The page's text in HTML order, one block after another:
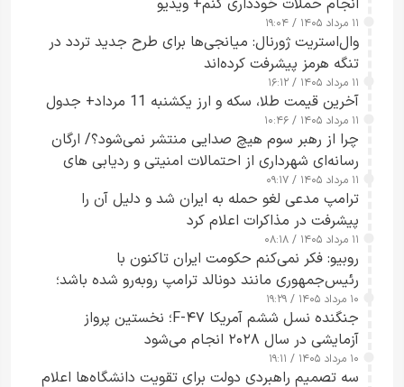
انجام حملات خودداری کنم+ ویدیو
۱۱ مرداد ۱۴۰۵ / ۱۹:۰۴
وال‌استریت ژورنال: میانجی‌ها برای طرح جدید تردد در
تنگه هرمز پیشرفت کرده‌اند
۱۱ مرداد ۱۴۰۵ / ۱۶:۱۲
آخرین قیمت طلا، سکه و ارز یکشنبه 11 مرداد+ جدول
۱۱ مرداد ۱۴۰۵ / ۱۰:۴۶
چرا از رهبر سوم هیچ صدایی منتشر نمی‌شود؟/ ارگان
رسانه‌ای شهرداری از احتمالات امنیتی و ردیابی های
جاسوسی گفت
۱۱ مرداد ۱۴۰۵ / ۰۹:۱۷
ترامپ مدعی لغو حمله به ایران شد و دلیل آن را
پیشرفت در مذاکرات اعلام کرد
۱۱ مرداد ۱۴۰۵ / ۰۸:۱۸
روبیو: فکر نمی‌کنم حکومت ایران تاکنون با
رئیس‌جمهوری مانند دونالد ترامپ روبه‌رو شده باشد؛
کسی که واقعاً دست به اقدام می‌زند
۱۰ مرداد ۱۴۰۵ / ۱۹:۲۹
جنگنده نسل ششم آمریکا F-۴۷؛ نخستین پرواز
آزمایشی در سال ۲۰۲۸ انجام می‌شود
۱۰ مرداد ۱۴۰۵ / ۱۹:۱۱
سه تصمیم راهبردی دولت برای تقویت دانشگاه‌ها اعلام